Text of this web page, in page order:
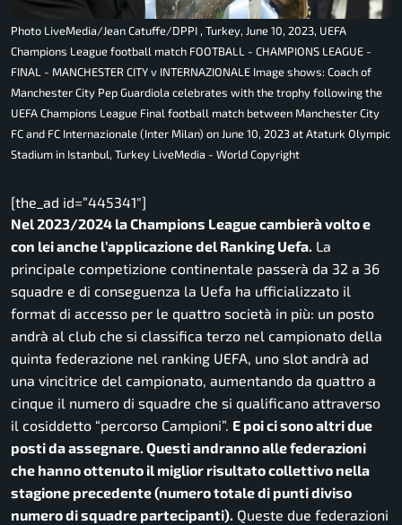
Photo LiveMedia/Jean Catuffe/DPPI , Turkey, June 10, 2023, UEFA
Champions League football match FOOTBALL - CHAMPIONS LEAGUE -
FINAL - MANCHESTER CITY v INTERNAZIONALE Image shows: Coach of
Manchester City Pep Guardiola celebrates with the trophy following the
UEFA Champions League Final football match between Manchester City
FC and FC Internazionale (Inter Milan) on June 10, 2023 at Ataturk Olympic
Stadium in Istanbul, Turkey LiveMedia - World Copyright
[the_ad id=”445341″]
Nel 2023/2024 la Champions League cambierà volto e
con lei anche l’applicazione del Ranking Uefa. La
principale competizione continentale passerà da 32 a 36
squadre e di conseguenza la Uefa ha ufficializzato il
format di accesso per le quattro società in più: un posto
andrà al club che si classifica terzo nel campionato della
quinta federazione nel ranking UEFA, uno slot andrà ad
una vincitrice del campionato, aumentando da quattro a
cinque il numero di squadre che si qualificano attraverso
il cosiddetto “percorso Campioni”. E poi ci sono altri due
posti da assegnare. Questi andranno alle federazioni
che hanno ottenuto il miglior risultato collettivo nella
stagione precedente (numero totale di punti diviso
numero di squadre partecipanti). Queste due federazioni